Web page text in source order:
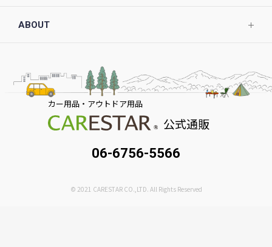
ABOUT
カー用品・アウトドア用品
公式通販
06-6756-5566
© 2021 CARESTAR CO.,LTD. All Rights Reserved